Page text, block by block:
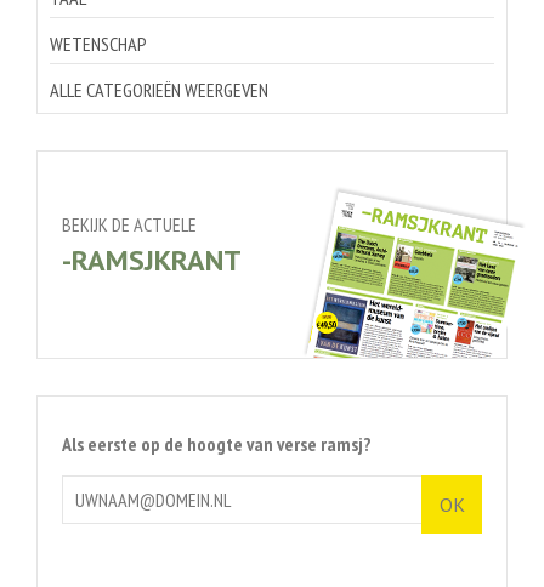
WETENSCHAP
ALLE CATEGORIEËN WEERGEVEN
BEKIJK DE ACTUELE
-RAMSJKRANT
Als eerste op de hoogte van verse ramsj?